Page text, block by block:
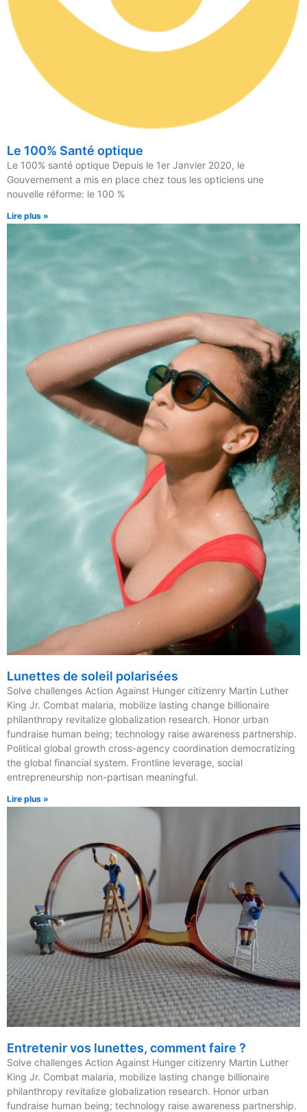
Le 100% Santé optique
Le 100% santé optique Depuis le 1er Janvier 2020, le
Gouvernement a mis en place chez tous les opticiens une
nouvelle réforme: le 100 %
Lire plus »
Lunettes de soleil polarisées
Solve challenges Action Against Hunger citizenry Martin Luther
King Jr. Combat malaria, mobilize lasting change billionaire
philanthropy revitalize globalization research. Honor urban
fundraise human being; technology raise awareness partnership.
Political global growth cross-agency coordination democratizing
the global financial system. Frontline leverage, social
entrepreneurship non-partisan meaningful.
Lire plus »
Entretenir vos lunettes, comment faire ?
Solve challenges Action Against Hunger citizenry Martin Luther
King Jr. Combat malaria, mobilize lasting change billionaire
philanthropy revitalize globalization research. Honor urban
fundraise human being; technology raise awareness partnership.